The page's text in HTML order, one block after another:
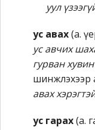
уул
ус авах(а.
ус авчих
гурван
шинжлэхээр
авах
ус гарах(а.